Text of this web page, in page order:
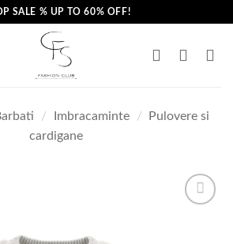
SALE % UP TO 60% OFF!
/ Imbracaminte /
Pulovere si
cardigane